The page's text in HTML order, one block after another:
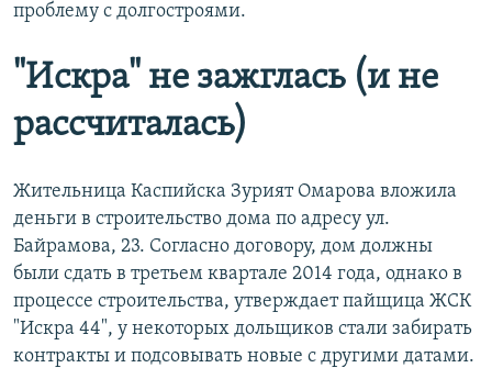
проблему с долгостроями.
"Искра" не зажглась (и не
рассчиталась)
Жительница Каспийска Зурият Омарова вложила
деньги в строительство дома по адресу ул.
Байрамова, 23. Согласно договору, дом должны
были сдать в третьем квартале 2014 года, однако в
процессе строительства, утверждает пайщица ЖСК
"Искра 44", у некоторых дольщиков стали забирать
контракты и подсовывать новые с другими датами.